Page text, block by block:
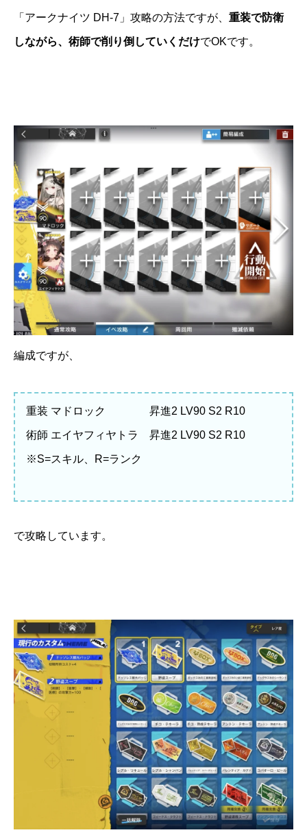
「アークナイツ DH-7」攻略の方法ですが、 重装で防衛
しながら、術師で削り倒していくだけでOKです。
編成ですが、
重装 マドロック 昇進2 LV90 S2 R10
術師 エイヤフィヤトラ 昇進2 LV90 S2 R10
※S=スキル、R=ランク
で攻略しています。